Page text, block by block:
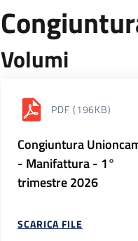
Volumi
PDF (196KB)
Congiuntura
- Manifattura - 1°
trimestre 2026
SCARICA FILE